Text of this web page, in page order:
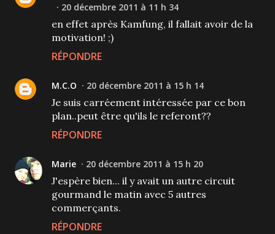
20 décembre 2011 à 11 h 34
en effet après Kamfung, il fallait avoir de la
motivation! ;)
RÉPONDRE
M.C.O 20 décembre 2011 à 15 h 14
Je suis carréement intéressée par ce bon
plan..peut être qu'ils le referont??
RÉPONDRE
Marie 20 décembre 2011 à 15 h 20
J'espère bien... il y avait un autre circuit
gourmand le matin avec 5 autres
commerçants.
RÉPONDRE